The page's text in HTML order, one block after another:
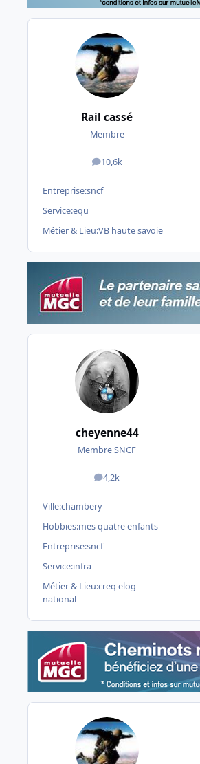
Rail cassé
Membre
10,6k
messages
Entreprise:sncf
Service:equ
Métier & Lieu:VB haute savoie
cheyenne44
Membre SNCF
4,2k
messages
Ville:chambery
Hobbies:mes quatre enfants
Entreprise:sncf
Service:infra
Métier & Lieu:creq elog
national